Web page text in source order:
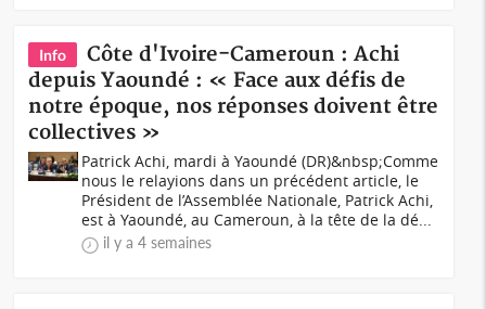
Info
Côte d'Ivoire-Cameroun : Achi
depuis Yaoundé : « Face aux défis de
notre époque, nos réponses doivent être
collectives »
Patrick Achi, mardi à Yaoundé (DR)&nbsp;Comme
nous le relayions dans un précédent article, le
Président de l’Assemblée Nationale, Patrick Achi,
est à Yaoundé, au Cameroun, à la tête de la dé...
il y a 4 semaines